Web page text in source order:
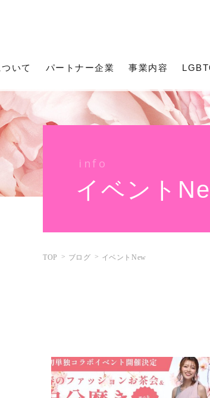
いて パートナー企業 事業内容
info
イベント
TOP ブログ イベントNew